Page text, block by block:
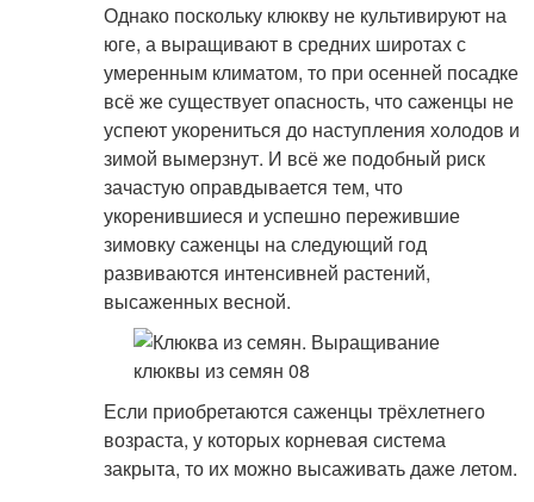
Однако поскольку клюкву не культивируют на
юге, а выращивают в средних широтах с
умеренным климатом, то при осенней посадке
всё же существует опасность, что саженцы не
успеют укорениться до наступления холодов и
зимой вымерзнут. И всё же подобный риск
зачастую оправдывается тем, что
укоренившиеся и успешно пережившие
зимовку саженцы на следующий год
развиваются интенсивней растений,
высаженных весной.
Если приобретаются саженцы трёхлетнего
возраста, у которых корневая система
закрыта, то их можно высаживать даже летом.